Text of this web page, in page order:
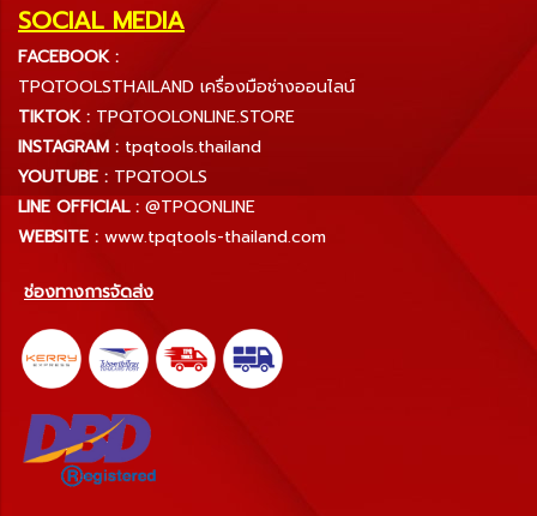
SOCIAL MEDIA
FACEBOOK :
TPQTOOLSTHAILAND เครื่องมือช่างออนไลน์
TIKTOK : TPQTOOLONLINE.STORE
INSTAGRAM : tpqtools.thailand
YOUTUBE : TPQTOOLS
LINE OFFICIAL : @TPQONLINE
WEBSITE : www.tpqtools-thailand.com
ช่องทางการจัดส่ง